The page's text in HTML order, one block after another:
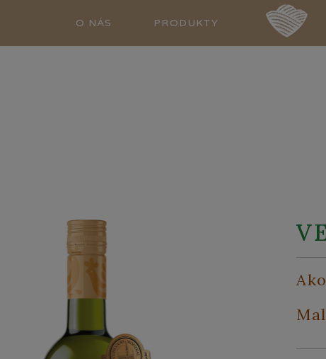
O NÁS PRODUKTY